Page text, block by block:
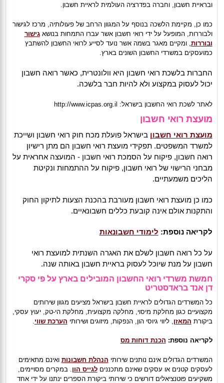
ובראיית חשבון, וחברה בפדרציה העולמית לראיית חשבון.
כמו כן, מקיימת הלשכה בנוסף על המגוון הרחב של פעולותיה, מרכז לגישור
ולבוררות, המופעל על ידי רואי חשבון אשר עברו התמחות בנושאגישור
ובוררות , ומקיים מאגר בשמה אשר נועד לסייע לרואי החשבון להשתבץ
כמועסקים במשרדי החשבון השונים בארץ.
החברות בלשכת רואי חשבון היא וולונטרית, כאשר רואה חשבון
יכול לעסוק במקצוע ולא להיות חבר בלשכה.
לאתר לשכת רואי החשבון בישראל: http://www.icpas.org.il
מועצת רואי חשבון
מועצת רואי חשבון בישראל פועלת מכח חוק רואי חשבון ושייכת
למשרד המשפטים. תפקידי מועצת רואי חשבון הם מתן רישיון
רואה חשבון, פיקוח על הסמכת רואי חשבון - המועצה אחראית על
מבחני הרישוי של רואי חשבון, פיקוח על ההתמחות ונקיטת
הליכים משמעתיים.
כמו כן מועצת רואי חשבון מעורבת בהכנת הצעות לתיקון החוק
והתקנות אולם אינה קובעת כללים חשבונאיים.
לקריאה נוספת: לימודי חשבונאות
על כל רואה חשבון לשלם את האגרה השנתית למועצת רואי
חשבון על מנת שיוכל לעסוק בראיית חשבון באותה שנה.
חמשת משרדי רואי החשבון המובילים בארץ על פי סקרי
דן אנד בראדסטריט
כל המשרדים הגדולים לראיית חשבון בישראל מציעים מגוון שירותים
מקצועיים כגון מחלקת מיסוי, מחלקה מקצועית, מחלקת הי-טק, יעוץ עסקי,
ביקורת המאזן , ליווי גיוסי הון, הנפקות, מיזוגים ושירותי הערכת שווי
לקריאה נוספת: הכנת דוחות מס
המשרדים הגדולים אינם נותנים שירותי הנהלת חשבונות ואינם מתאימים
לעסקים קטנים או עסקים שאינם מתכנניםלגייס הון . במקרים מסויימים,
משקיעים פוטנציאלים דורשים כי שירותי ביקורת הספרים ינתנו על ידי אחד